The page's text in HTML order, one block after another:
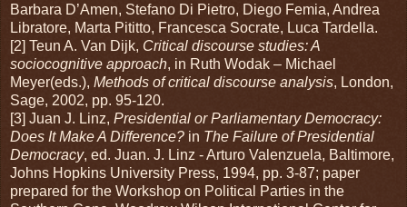
Barbara D’Amen, Stefano Di Pietro, Diego Femia, Andrea
Libratore, Marta Pititto, Francesca Socrate, Luca Tardella.
[2] Teun A. Van Dijk, Critical discourse studies: A
sociocognitive approach, in Ruth Wodak – Michael
Meyer(eds.), Methods of critical discourse analysis, London,
Sage, 2002, pp. 95-120.
[3] Juan J. Linz, Presidential or Parliamentary Democracy:
Does It Make A Difference? in The Failure of Presidential
Democracy, ed. Juan. J. Linz - Arturo Valenzuela, Baltimore,
Johns Hopkins University Press, 1994, pp. 3-87; paper
prepared for the Workshop on Political Parties in the